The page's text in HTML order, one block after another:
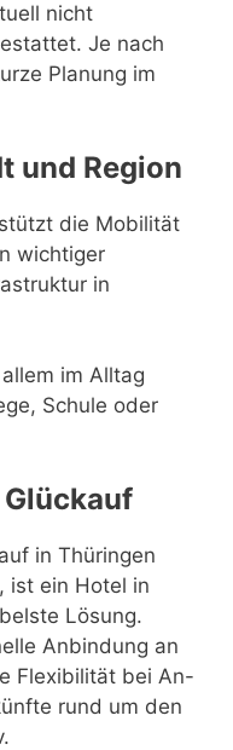
nicht
Je nach
Planung im
und Region
die Mobilität
wichtiger
in
im Alltag
Schule oder
in Thüringen
ist ein Hotel in
Lösung.
Anbindung an
Flexibilität bei An-
rund um den